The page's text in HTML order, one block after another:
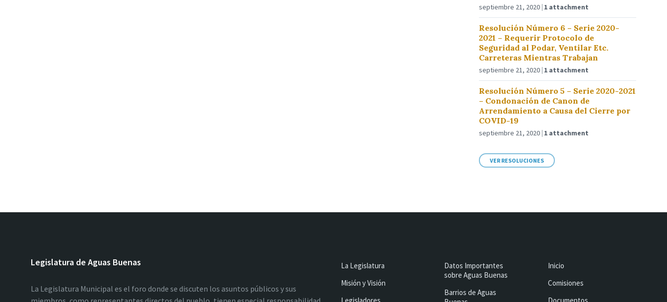
septiembre 21, 2020 1 attachment
Resolución Número 6 – Serie 2020-
2021 – Requerir Protocolo de
Seguridad al Podar, Ventilar Etc.
Carreteras Mientras Trabajan
septiembre 21, 2020 1 attachment
Resolución Número 5 – Serie 2020-2021
– Condonación de Canon de
Arrendamiento a Causa del Cierre por
COVID-19
septiembre 21, 2020 1 attachment
VER RESOLUCIONES
Legislatura de Aguas Buenas
La Legislatura Municipal es el foro donde se discuten los asuntos públicos y sus
La Legislatura
Misión y Visión
Datos Importantes
sobre Aguas Buenas
Barrios de Aguas
Inicio
Comisiones